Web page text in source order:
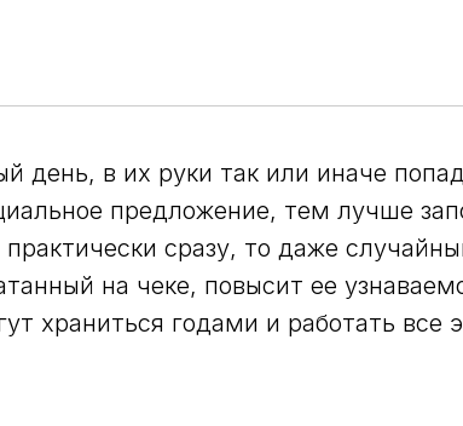
день, в их руки так или иначе
предложение, тем лучше
сразу, то даже
на чеке, повысит ее
храниться годами и работать все